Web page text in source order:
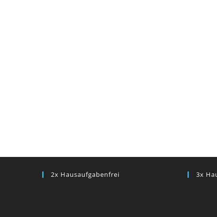
2x Hausaufgabenfrei 3x